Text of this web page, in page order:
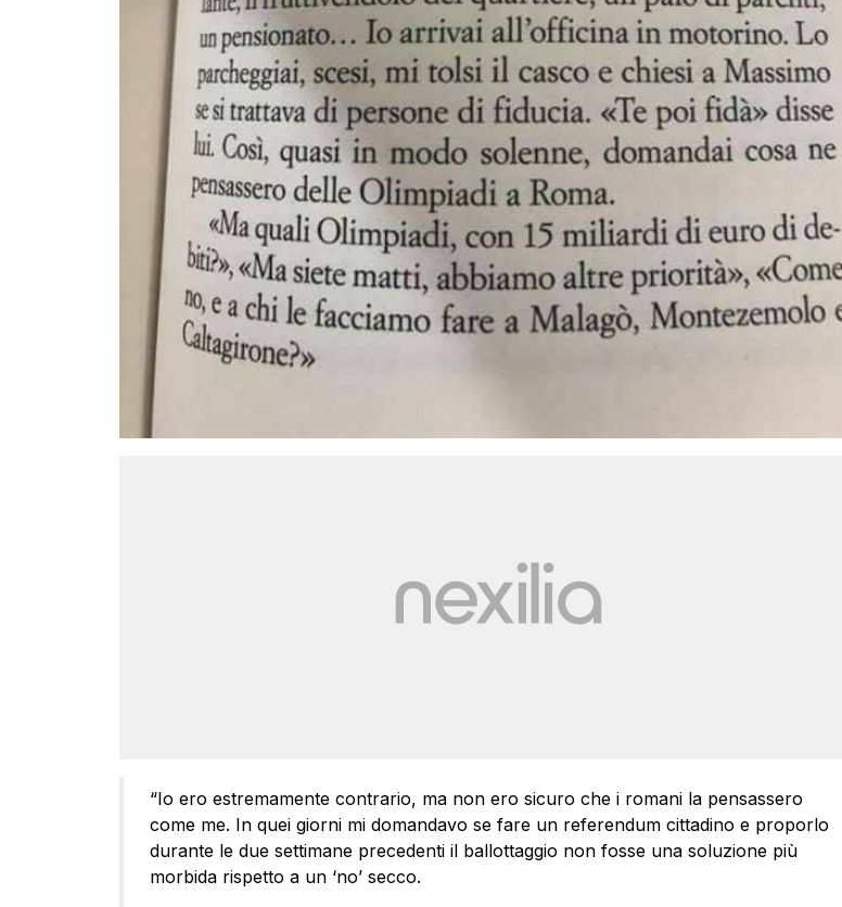
“Io ero estremamente contrario, ma non ero sicuro che i romani la pensassero
come me. In quei giorni mi domandavo se fare un referendum cittadino e proporlo
durante le due settimane precedenti il ballottaggio non fosse una soluzione più
morbida rispetto a un ‘no’ secco.